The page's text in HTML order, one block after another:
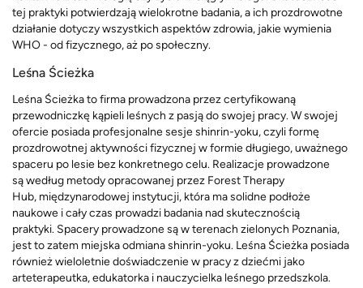
tej praktyki potwierdzają wielokrotne badania, a ich prozdrowotne
działanie dotyczy wszystkich aspektów zdrowia, jakie wymienia
WHO - od fizycznego, aż po społeczny.
Leśna Ścieżka
Leśna Ścieżka to firma prowadzona przez certyfikowaną
przewodniczkę kąpieli leśnych z pasją do swojej pracy. W swojej
ofercie posiada profesjonalne sesje shinrin-yoku, czyli formę
prozdrowotnej aktywności fizycznej w formie długiego, uważnego
spaceru po lesie bez konkretnego celu. Realizacje prowadzone
są według metody opracowanej przez Forest Therapy
Hub, międzynarodowej instytucji, która ma solidne podłoże
naukowe i cały czas prowadzi badania nad skutecznością
praktyki. Spacery prowadzone są w terenach zielonych Poznania,
jest to zatem miejska odmiana shinrin-yoku. Leśna Ścieżka posiada
również wieloletnie doświadczenie w pracy z dziećmi jako
arteterapeutka, edukatorka i nauczycielka leśnego przedszkola.